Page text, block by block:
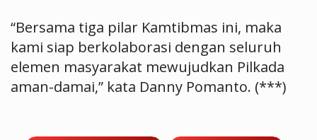
“Bersama tiga pilar Kamtibmas ini, maka
kami siap berkolaborasi dengan seluruh
elemen masyarakat mewujudkan Pilkada
aman-damai,” kata Danny Pomanto. (***)